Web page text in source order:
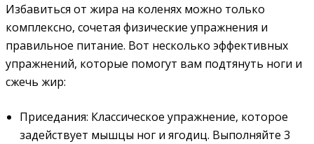
Избавиться от жира на коленях можно только
комплексно, сочетая физические упражнения и
правильное питание. Вот несколько эффективных
упражнений, которые помогут вам подтянуть ноги и
сжечь жир:
Приседания: Классическое упражнение, которое
задействует мышцы ног и ягодиц. Выполняйте 3